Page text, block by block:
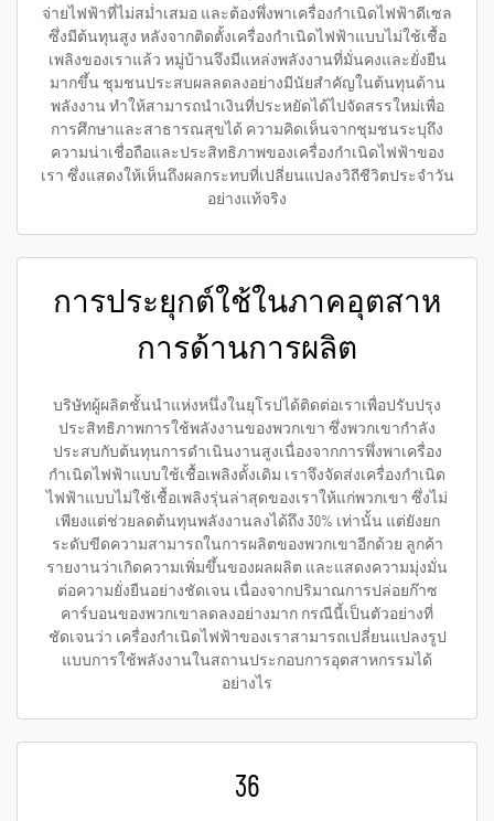
จ่ายไฟฟ้าที่ไม่สม่ำเสมอ และต้องพึ่งพาเครื่องกำเนิดไฟฟ้าดีเซล
ซึ่งมีต้นทุนสูง หลังจากติดตั้งเครื่องกำเนิดไฟฟ้าแบบไม่ใช้เชื้อ
เพลิงของเราแล้ว หมู่บ้านจึงมีแหล่งพลังงานที่มั่นคงและยั่งยืน
มากขึ้น ชุมชนประสบผลลดลงอย่างมีนัยสำคัญในต้นทุนด้าน
พลังงาน ทำให้สามารถนำเงินที่ประหยัดได้ไปจัดสรรใหม่เพื่อ
การศึกษาและสาธารณสุขได้ ความคิดเห็นจากชุมชนระบุถึง
ความน่าเชื่อถือและประสิทธิภาพของเครื่องกำเนิดไฟฟ้าของ
เรา ซึ่งแสดงให้เห็นถึงผลกระทบที่เปลี่ยนแปลงวิถีชีวิตประจำวัน
อย่างแท้จริง
การประยุกต์ใช้ในภาคอุตสาห
การด้านการผลิต
บริษัทผู้ผลิตชั้นนำแห่งหนึ่งในยุโรปได้ติดต่อเราเพื่อปรับปรุง
ประสิทธิภาพการใช้พลังงานของพวกเขา ซึ่งพวกเขากำลัง
ประสบกับต้นทุนการดำเนินงานสูงเนื่องจากการพึ่งพาเครื่อง
กำเนิดไฟฟ้าแบบใช้เชื้อเพลิงดั้งเดิม เราจึงจัดส่งเครื่องกำเนิด
ไฟฟ้าแบบไม่ใช้เชื้อเพลิงรุ่นล่าสุดของเราให้แก่พวกเขา ซึ่งไม่
เพียงแต่ช่วยลดต้นทุนพลังงานลงได้ถึง 30% เท่านั้น แต่ยังยก
ระดับขีดความสามารถในการผลิตของพวกเขาอีกด้วย ลูกค้า
รายงานว่าเกิดความเพิ่มขึ้นของผลผลิต และแสดงความมุ่งมั่น
ต่อความยั่งยืนอย่างชัดเจน เนื่องจากปริมาณการปล่อยก๊าซ
คาร์บอนของพวกเขาลดลงอย่างมาก กรณีนี้เป็นตัวอย่างที่
ชัดเจนว่า เครื่องกำเนิดไฟฟ้าของเราสามารถเปลี่ยนแปลงรูป
แบบการใช้พลังงานในสถานประกอบการอุตสาหกรรมได้
อย่างไร
36